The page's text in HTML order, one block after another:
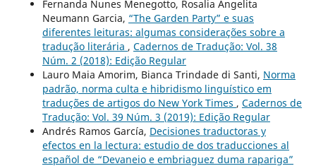
Fernanda Nunes Menegotto, Rosalia Angelita
Neumann Garcia, “The Garden Party” e suas
diferentes leituras: algumas considerações sobre a
tradução literária , Cadernos de Tradução: Vol. 38
Núm. 2 (2018): Edição Regular
Lauro Maia Amorim, Bianca Trindade di Santi, Norma
padrão, norma culta e hibridismo linguístico em
traduções de artigos do New York Times , Cadernos de
Tradução: Vol. 39 Núm. 3 (2019): Edição Regular
Andrés Ramos García, Decisiones traductoras y
efectos en la lectura: estudio de dos traducciones al
español de “Devaneio e embriaguez duma rapariga”